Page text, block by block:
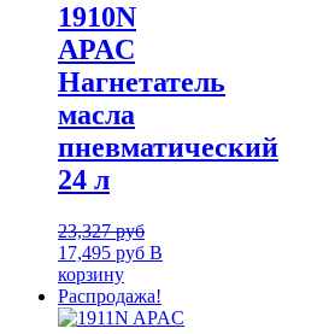
1910N
APAC
Нагнетатель
масла
пневматический
24 л
23,327руб
17,495 руб В
корзину
Распродажа!